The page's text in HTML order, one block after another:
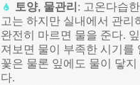
토양, 물관리 : 고온다습
고는 하지만 실내에서 관리
완전히 마르면 물을 준다.
져보면 물이 부족한 시기를
꽃은 물론 잎에도 물이 닿지
다.